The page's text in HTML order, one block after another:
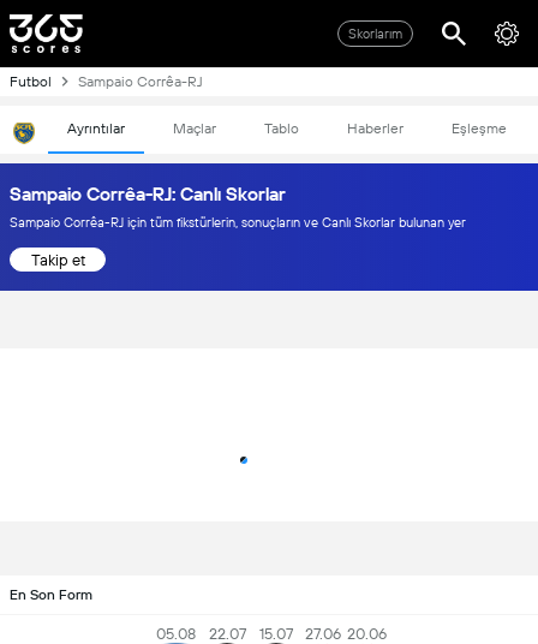
Skorlarım
Futbol Sampaio Corrêa-RJ
Ayrıntılar Maçlar Tablo Haberler Eşleşme
Sampaio Corrêa-RJ: Canlı Skorlar
Sampaio Corrêa-RJ için tüm fikstürlerin, sonuçların ve Canlı Skorlar bulunan yer
Takip et
En Son Form
05.08 22.07 15.07 27.06 20.06